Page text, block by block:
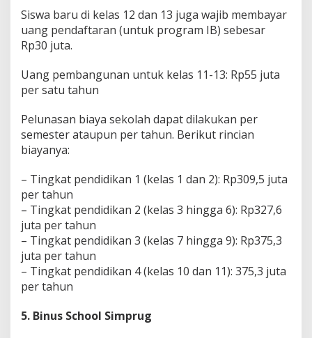
Siswa baru di kelas 12 dan 13 juga wajib membayar
uang pendaftaran (untuk program IB) sebesar
Rp30 juta.
Uang pembangunan untuk kelas 11-13: Rp55 juta
per satu tahun
Pelunasan biaya sekolah dapat dilakukan per
semester ataupun per tahun. Berikut rincian
biayanya:
– Tingkat pendidikan 1 (kelas 1 dan 2): Rp309,5 juta
per tahun
– Tingkat pendidikan 2 (kelas 3 hingga 6): Rp327,6
juta per tahun
– Tingkat pendidikan 3 (kelas 7 hingga 9): Rp375,3
juta per tahun
– Tingkat pendidikan 4 (kelas 10 dan 11): 375,3 juta
per tahun
5. Binus School Simprug